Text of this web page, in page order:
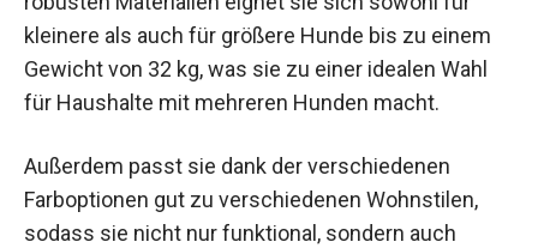
kleinere als auch für größere Hunde bis zu einem
Gewicht von 32 kg, was sie zu einer idealen Wahl
für Haushalte mit mehreren Hunden macht.
Außerdem passt sie dank der verschiedenen
Farboptionen gut zu verschiedenen Wohnstilen,
sodass sie nicht nur funktional, sondern auch